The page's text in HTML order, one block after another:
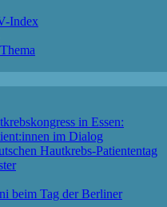
Index
in Essen:
im Dialog
Hautkrebs-Patiententag
beim Tag der Berliner